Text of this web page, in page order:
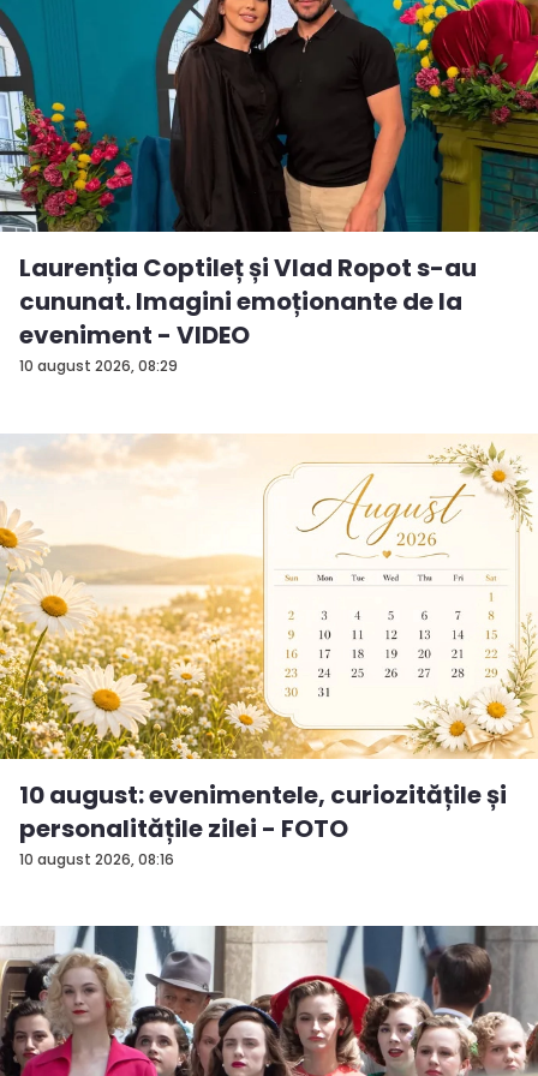
10 august 2026, 08:29
Laurenția Coptileț și Vlad Ropot s-au
cununat. Imagini emoționante de la
eveniment - VIDEO
10 august 2026, 08:16
10 august: evenimentele, curiozitățile și
personalitățile zilei - FOTO